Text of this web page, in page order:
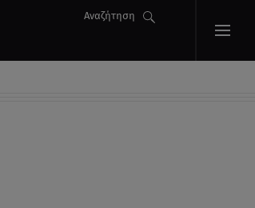
Αναζήτηση